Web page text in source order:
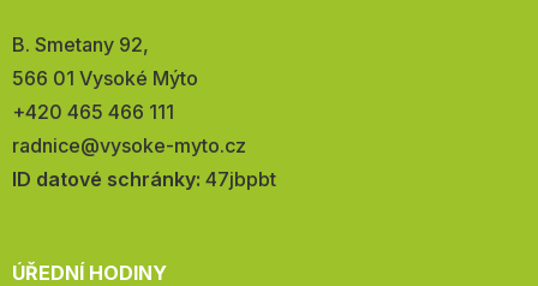
Adresa:
B. Smetany 92,
566 01 Vysoké Mýto
Telefon:
+420 465 466 111
E-
mail:
radnice@vysoke-myto.cz
ID datové schránky: 47jbpbt
ÚŘEDNÍ HODINY